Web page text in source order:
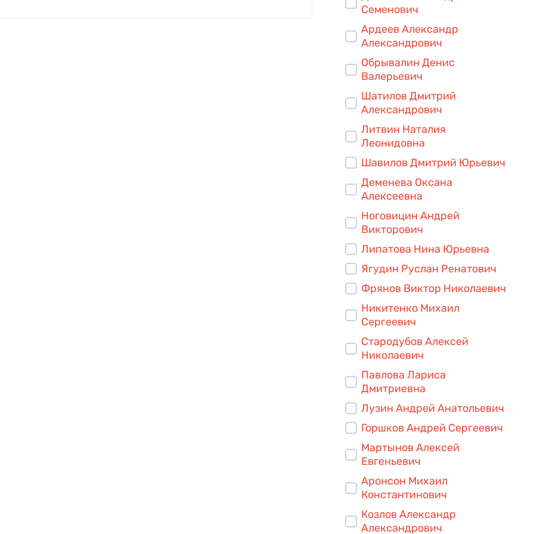
Семенович
Ардеев Александр
Александрович
Обрывалин Денис
Валерьевич
Шатилов Дмитрий
Александрович
Литвин Наталия
Леонидовна
Шавилов Дмитрий Юрьевич
Деменева Оксана
Алексеевна
Ноговицин Андрей
Викторович
Липатова Нина Юрьевна
Ягудин Руслан Ренатович
Фрянов Виктор Николаевич
Никитенко Михаил
Сергеевич
Стародубов Алексей
Николаевич
Павлова Лариса
Дмитриевна
Лузин Андрей Анатольевич
Горшков Андрей Сергеевич
Мартынов Алексей
Евгеньевич
Аронсон Михаил
Константинович
Козлов Александр
Александрович